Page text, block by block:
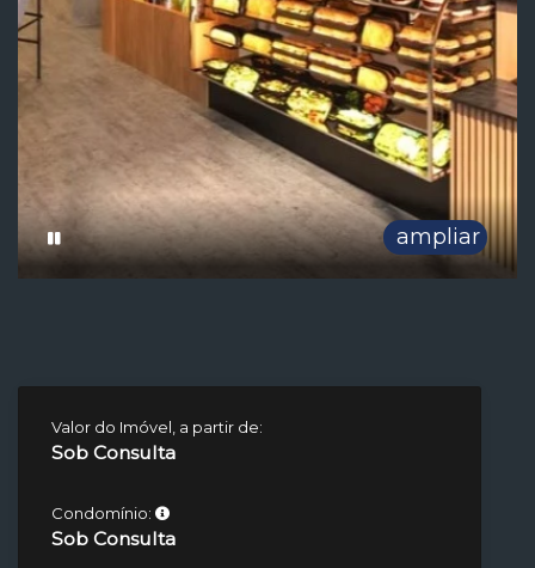
ampliar
Valor do Imóvel, a partir de:
Sob Consulta
Condomínio:
Sob Consulta